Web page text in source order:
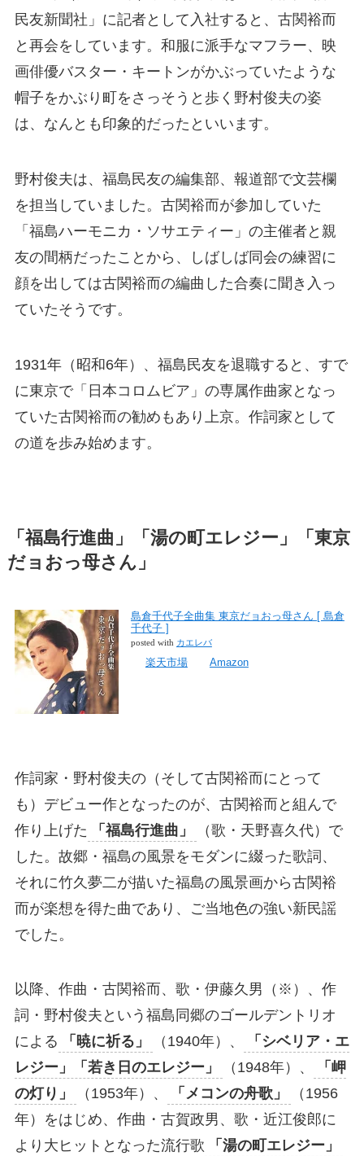
民友新聞社」に記者として入社すると、古関裕而
と再会をしています。和服に派手なマフラー、映
画俳優バスター・キートンがかぶっていたような
帽子をかぶり町をさっそうと歩く野村俊夫の姿
は、なんとも印象的だったといいます。
野村俊夫は、福島民友の編集部、報道部で文芸欄
を担当していました。古関裕而が参加していた
「福島ハーモニカ・ソサエティー」の主催者と親
友の間柄だったことから、しばしば同会の練習に
顔を出しては古関裕而の編曲した合奏に聞き入っ
ていたそうです。
1931年（昭和6年）、福島民友を退職すると、すで
に東京で「日本コロムビア」の専属作曲家となっ
ていた古関裕而の勧めもあり上京。作詞家として
の道を歩み始めます。
「福島行進曲」「湯の町エレジー」「東京
だョおっ母さん」
島倉千代子全曲集 東京だョおっ母さん [ 島倉
千代子 ]
posted with カエレバ
楽天市場 Amazon
作詞家・野村俊夫の（そして古関裕而にとって
も）デビュー作となったのが、古関裕而と組んで
作り上げた
「福島行進曲」
（歌・天野喜久代）で
した。故郷・福島の風景をモダンに綴った歌詞、
それに竹久夢二が描いた福島の風景画から古関裕
而が楽想を得た曲であり、ご当地色の強い新民謡
でした。
以降、作曲・古関裕而、歌・伊藤久男（※）、作
詞・野村俊夫という福島同郷のゴールデントリオ
による
「暁に祈る」 （1940年）、
「シベリア・エ
レジー」「若き日のエレジー」
（1948年）、
「岬
の灯り」
（1953年）、 「メコンの舟歌」
（1956
年）をはじめ、作曲・古賀政男、歌・近江俊郎に
より大ヒットとなった流行歌
「湯の町エレジー」